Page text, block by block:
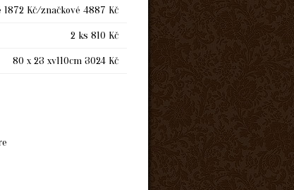
Kč/značkové 4887 Kč
2 ks 810 Kč
80 x 23 xv110cm 3024 Kč